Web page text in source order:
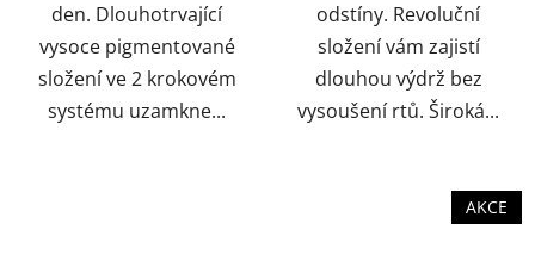
den. Dlouhotrvající
vysoce pigmentované
složení ve 2 krokovém
systému uzamkne...
odstíny. Revoluční
složení vám zajistí
dlouhou výdrž bez
vysoušení rtů. Široká...
AKCE